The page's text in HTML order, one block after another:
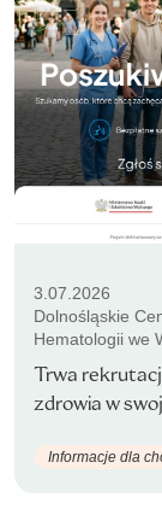
3.07.2026
Dolnośląskie
Hematologii we
Trwa
zdrowia w
Informacje dla